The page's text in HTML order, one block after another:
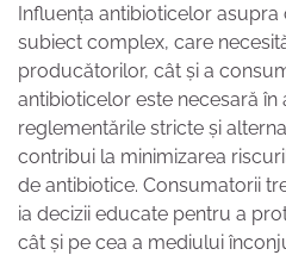
Influența antibioticelor
subiect complex, care
producătorilor, cât și a
antibioticelor este necesară în
reglementările stricte și
contribui la minimizarea
de antibiotice. Consumatorii
ia decizii educate pentru a
cât și pe cea a mediului